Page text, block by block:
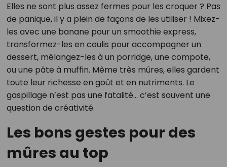
Elles ne sont plus assez fermes pour les croquer ? Pas
de panique, il y a plein de façons de les utiliser ! Mixez-
les avec une banane pour un smoothie express,
transformez-les en coulis pour accompagner un
dessert, mélangez-les à un porridge, une compote,
ou une pâte à muffin. Même très mûres, elles gardent
toute leur richesse en goût et en nutriments. Le
gaspillage n’est pas une fatalité… c’est souvent une
question de créativité.
Les bons gestes pour des
mûres au top